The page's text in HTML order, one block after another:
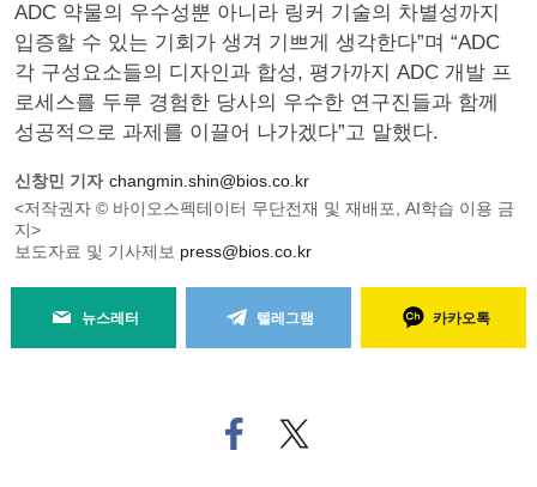
ADC 약물의 우수성뿐 아니라 링커 기술의 차별성까지
입증할 수 있는 기회가 생겨 기쁘게 생각한다”며 “ADC
각 구성요소들의 디자인과 합성, 평가까지 ADC 개발 프
로세스를 두루 경험한 당사의 우수한 연구진들과 함께
성공적으로 과제를 이끌어 나가겠다”고 말했다.
신창민 기자 changmin.shin@bios.co.kr
<저작권자 © 바이오스펙테이터 무단전재 및 재배포, AI학습 이용 금
지>
보도자료 및 기사제보 press@bios.co.kr
뉴스레터 텔레그램 카카오톡
페
이
트위
터로